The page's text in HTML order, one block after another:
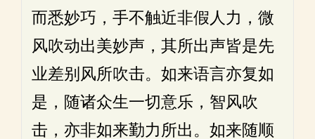
而悉妙巧，手不触近非假人力，微
风吹动出美妙声，其所出声皆是先
业差别风所吹击。如来语言亦复如
是，随诸众生一切意乐，智风吹
击，亦非如来勤力所出。如来随顺